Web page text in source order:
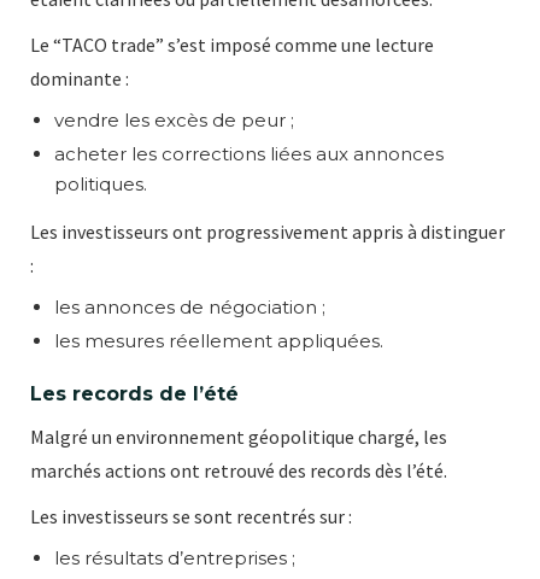
Le “TACO trade” s’est imposé comme une lecture
dominante :
vendre les excès de peur ;
acheter les corrections liées aux annonces
politiques.
Les investisseurs ont progressivement appris à distinguer
:
les annonces de négociation ;
les mesures réellement appliquées.
Les records de l’été
Malgré un environnement géopolitique chargé, les
marchés actions ont retrouvé des records dès l’été.
Les investisseurs se sont recentrés sur :
les résultats d’entreprises ;